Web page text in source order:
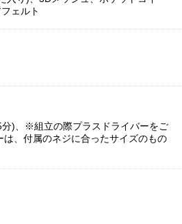
ェルト
)、※組立の際プラスドライバーをご
は、付属のネジに合ったサイズのもの